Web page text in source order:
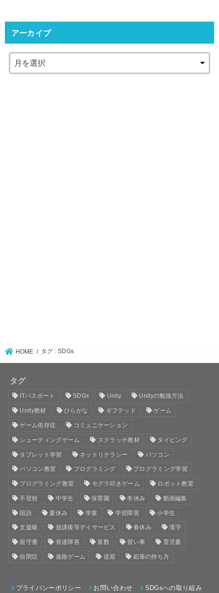
アーカイブ
HOME タグ : SDGs
タグ
ITパスポート SDGs Unity Unityの勉強方法
Unity教材 ひらがな ギフテッド ゲーム
ゲーム依存症 コミュニケーション
シューティングゲーム スクラッチ教材 タイピング
タブレット学習 ネットリテラシー パソコン
パソコン教室 プログラミング プログラミング学習
プログラミング教室 モグラ叩きゲーム ロボット教室
不登校 中学生 保育園 冬休み 動画編集
国語 夏休み 学童 学習障害 小学生
支援級 放課後等デイサービス 春休み 漢字
留守番 発達障害 算数 習い事 育児書
自閉症 迷路ゲーム 送迎 鉛筆の持ち方
プライバシーポリシー お問い合わせ SDGsへの取り組み